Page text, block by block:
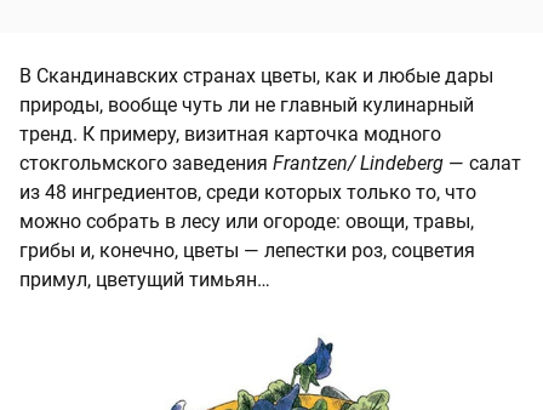
В Скандинавских странах цветы, как и любые дары
природы, вообще чуть ли не главный кулинарный
тренд. К примеру, визитная карточка модного
стокгольмского заведения Frantzen/ Lindeberg — салат
из 48 ингредиентов, среди которых только то, что
можно собрать в лесу или огороде: овощи, травы,
грибы и, конечно, цветы — лепестки роз, соцветия
примул, цветущий тимьян…